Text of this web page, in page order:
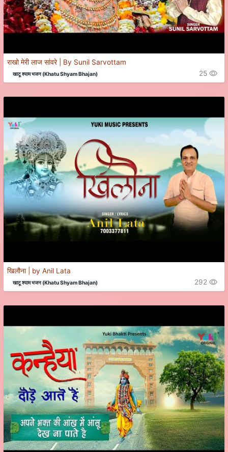
राखो मेरी लाज सांवरे | By Sunil Sarvottam
खाटू श्याम भजन (Khatu Shyam Bhajan) 25
खिलौना | by Anil Lata
खाटू श्याम भजन (Khatu Shyam Bhajan) 292